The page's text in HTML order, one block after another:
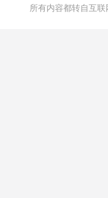
所有内容都转自互